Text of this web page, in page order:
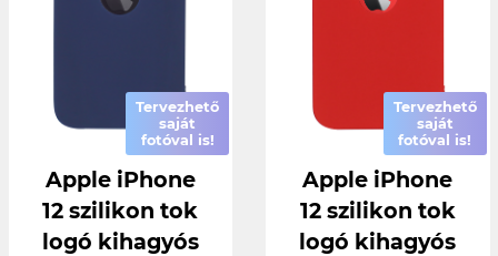
Tervezhető
saját
fotóval is!
Apple iPhone
12 szilikon tok
logó kihagyós
Tervezhető
saját
fotóval is!
Apple iPhone
12 szilikon tok
logó kihagyós